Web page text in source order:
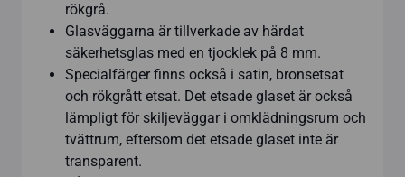
rökgrå.
Glasväggarna är tillverkade av härdat
säkerhetsglas med en tjocklek på 8 mm.
Specialfärger finns också i satin, bronsetsat
och rökgrått etsat. Det etsade glaset är också
lämpligt för skiljeväggar i omklädningsrum och
tvättrum, eftersom det etsade glaset inte är
transparent.